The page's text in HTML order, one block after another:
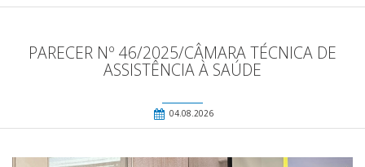
PARECER Nº 46/2025/CÂMARA TÉCNICA DE
ASSISTÊNCIA À SAÚDE
04.08.2026